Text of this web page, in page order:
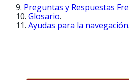
Preguntas y Respuestas
Glosario.
Ayudas para la navegación.